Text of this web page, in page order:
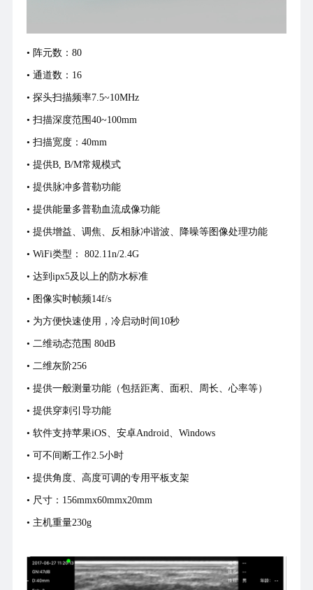
• 阵元数：80
• 通道数：16
• 探头扫描频率7.5~10MHz
• 扫描深度范围40~100mm
• 扫描宽度：40mm
• 提供B, B/M常规模式
• 提供脉冲多普勒功能
• 提供能量多普勒血流成像功能
• 提供增益、调焦、反相脉冲谐波、降噪等图像处理功能
• WiFi类型： 802.11n/2.4G
• 达到ipx5及以上的防水标准
• 图像实时帧频14f/s
• 为方便快速使用，冷启动时间10秒
• 二维动态范围 80dB
• 二维灰阶256
• 提供一般测量功能（包括距离、面积、周长、心率等）
• 提供穿刺引导功能
• 软件支持苹果iOS、安卓Android、Windows
• 可不间断工作2.5小时
• 提供角度、高度可调的专用平板支架
• 尺寸：156mmx60mmx20mm
• 主机重量230g